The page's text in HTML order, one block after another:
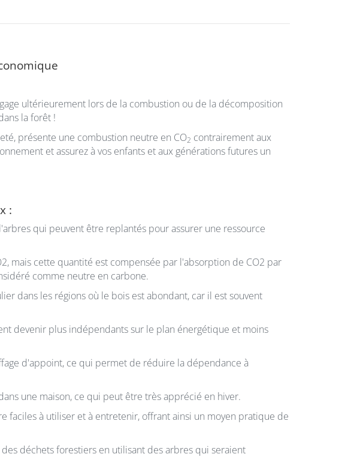
ultérieurement lors de la combustion ou de la décomposition
la forêt !
présente une combustion neutre en CO2 contrairement aux
et assurez à vos enfants et aux générations futures un
:
qui peuvent être replantés pour assurer une ressource
mais cette quantité est compensée par l'absorption de CO2 par
comme neutre en carbone.
dans les régions où le bois est abondant, car il est souvent
devenir plus indépendants sur le plan énergétique et moins
d'appoint, ce qui permet de réduire la dépendance à
une maison, ce qui peut être très apprécié en hiver.
faciles à utiliser et à entretenir, offrant ainsi un moyen pratique de
déchets forestiers en utilisant des arbres qui seraient